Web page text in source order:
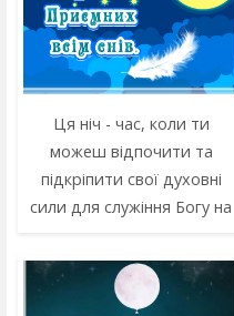
Ця ніч - час, коли ти
можеш відпочити та
підкріпити свої духовні
сили для служіння Богу на